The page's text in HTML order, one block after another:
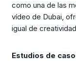
como una de las
vídeo de Dubai,
igual de
Estudios de